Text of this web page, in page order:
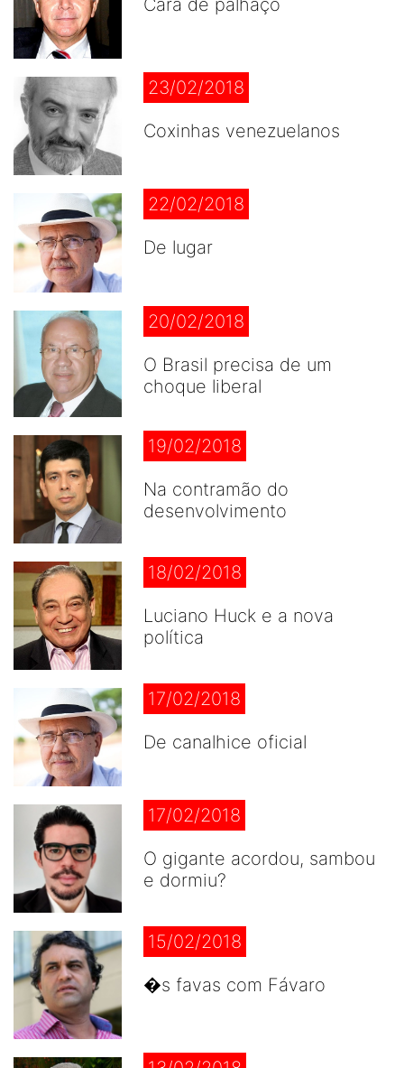
23/02/2018
Coxinhas venezuelanos
22/02/2018
De lugar
20/02/2018
O Brasil precisa de um
choque liberal
19/02/2018
Na contramão do
desenvolvimento
18/02/2018
Luciano Huck e a nova
política
17/02/2018
De canalhice oficial
17/02/2018
O gigante acordou, sambou
e dormiu?
15/02/2018
�s favas com Fávaro